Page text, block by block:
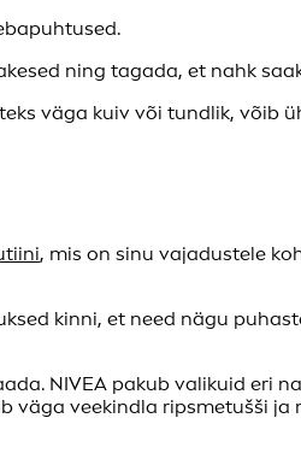
ning tagada, et nahk
väga kuiv või tundlik, võib
, mis on sinu vajadustele
kinni, et need nägu
NIVEA pakub valikuid eri
väga veekindla ripsmetušši ja